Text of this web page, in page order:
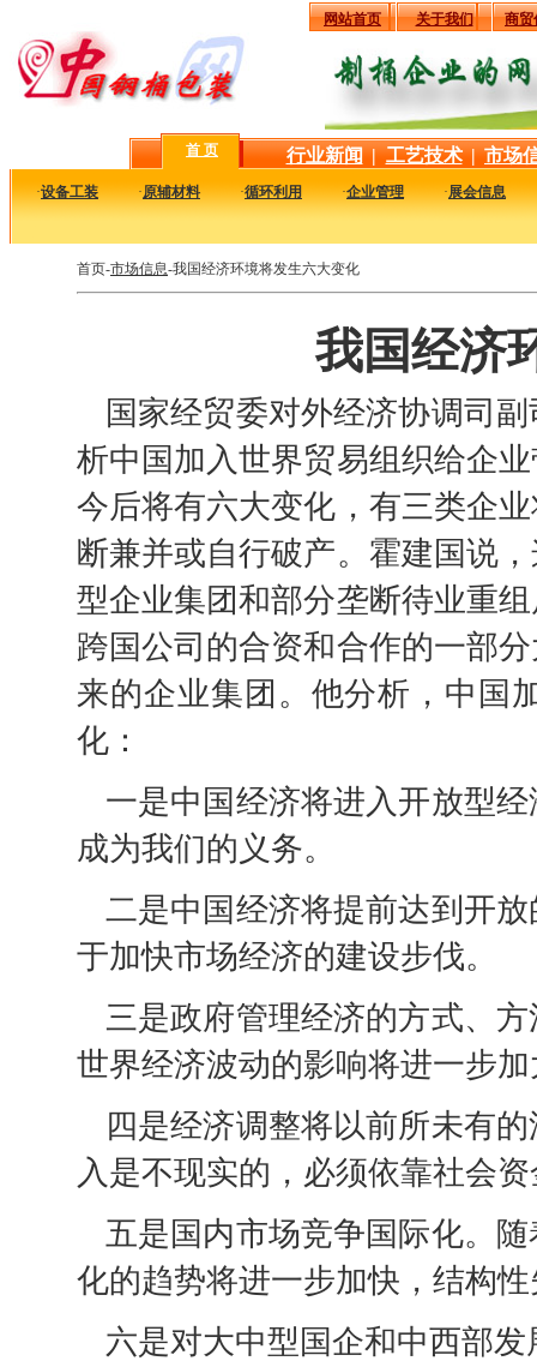
网站首页 关于我们 商贸
首 页 行业新闻 | 工艺技术 | 市场
·设备工装 ·原辅材料 ·循环利用 ·企业管理 ·展会信息
首页-市场信息-我国经济环境将发生六大变化
我国经济
国家经贸委对外经济协调司
析中国加入世界贸易组织给企
今后将有六大变化，有三类企
断兼并或自行破产。霍建国说
型企业集团和部分垄断待业重
跨国公司的合资和合作的一部
来的企业集团。他分析，中国
化：
一是中国经济将进入开放型
成为我们的义务。
二是中国经济将提前达到开
于加快市场经济的建设步伐。
三是政府管理经济的方式、
世界经济波动的影响将进一步
四是经济调整将以前所未有
入是不现实的，必须依靠社会
五是国内市场竞争国际化。
化的趋势将进一步加快，结构
六是对大中型国企和中西部